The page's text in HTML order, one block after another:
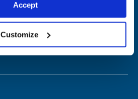
Accept
Customize